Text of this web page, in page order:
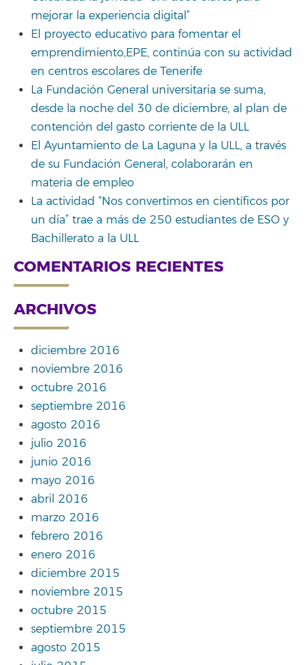
mejorar la experiencia digital”
El proyecto educativo para fomentar el
emprendimiento,EPE, continúa con su actividad
en centros escolares de Tenerife
La Fundación General universitaria se suma,
desde la noche del 30 de diciembre, al plan de
contención del gasto corriente de la ULL
El Ayuntamiento de La Laguna y la ULL, a través
de su Fundación General, colaborarán en
materia de empleo
La actividad “Nos convertimos en científicos por
un día” trae a más de 250 estudiantes de ESO y
Bachillerato a la ULL
COMENTARIOS RECIENTES
ARCHIVOS
diciembre 2016
noviembre 2016
octubre 2016
septiembre 2016
agosto 2016
julio 2016
junio 2016
mayo 2016
abril 2016
marzo 2016
febrero 2016
enero 2016
diciembre 2015
noviembre 2015
octubre 2015
septiembre 2015
agosto 2015